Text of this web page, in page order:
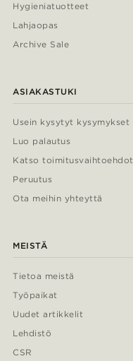
Hygieniatuotteet
Lahjaopas
Archive Sale
ASIAKASTUKI
Usein kysytyt kysymykset
Luo palautus
Katso toimitusvaihtoehdot
Peruutus
Ota meihin yhteyttä
MEISTÄ
Tietoa meistä
Työpaikat
Uudet artikkelit
Lehdistö
CSR